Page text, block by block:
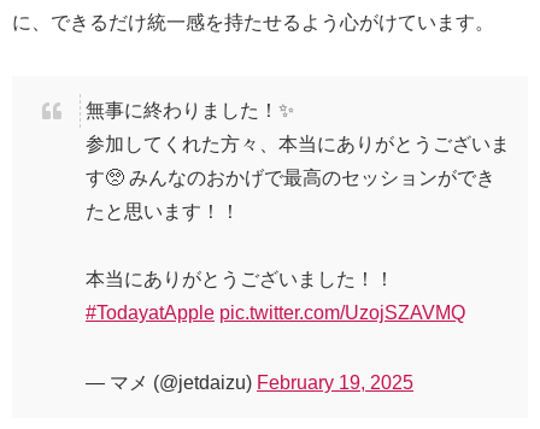
に、できるだけ統一感を持たせるよう心がけています。
無事に終わりました！✨
参加してくれた方々、本当にありがとうございま
す🥺 みんなのおかげで最高のセッションができ
たと思います！！
本当にありがとうございました！！
#TodayatApple pic.twitter.com/UzojSZAVMQ
— マメ (@jetdaizu) February 19, 2025